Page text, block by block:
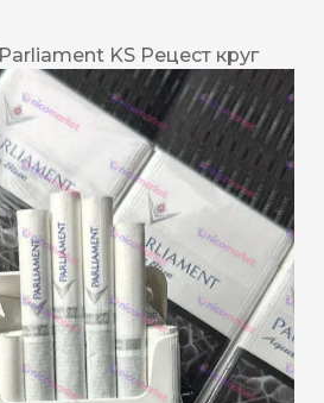
Parliament KS Рецест круг